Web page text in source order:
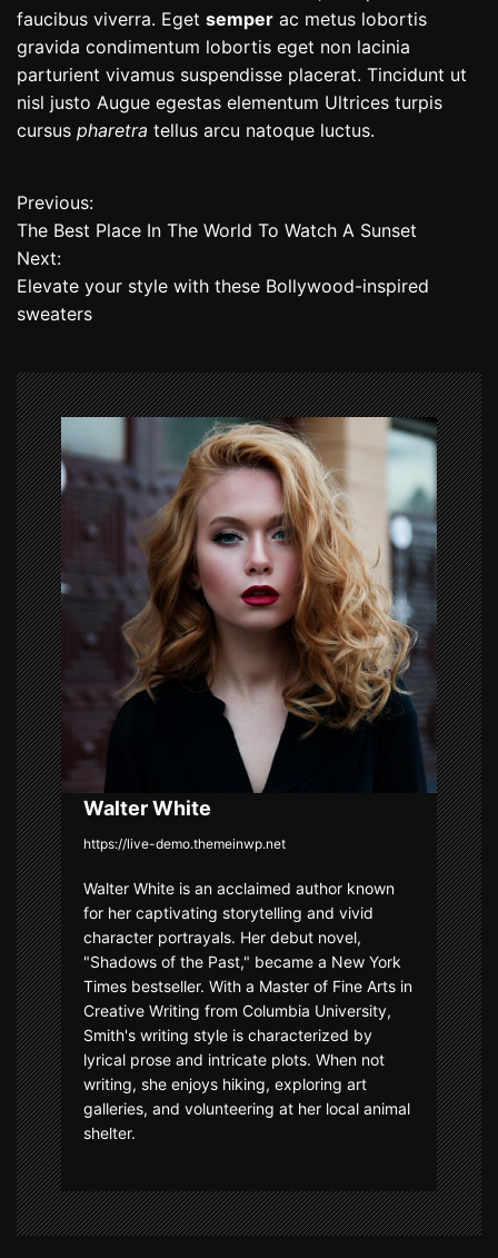
faucibus viverra. Eget semper ac metus lobortis
gravida condimentum lobortis eget non lacinia
parturient vivamus suspendisse placerat. Tincidunt ut
nisl justo Augue egestas elementum Ultrices turpis
cursus pharetra tellus arcu natoque luctus.
P
o
s
n
a
v
i
g
a
t
i
o
n
Previous:
The Best Place In The World To Watch A Sunset
Next:
Elevate your style with these Bollywood-inspired
sweaters
Walter White
https://live-demo.themeinwp.net
Walter White is an acclaimed author known
for her captivating storytelling and vivid
character portrayals. Her debut novel,
"Shadows of the Past," became a New York
Times bestseller. With a Master of Fine Arts in
Creative Writing from Columbia University,
Smith's writing style is characterized by
lyrical prose and intricate plots. When not
writing, she enjoys hiking, exploring art
galleries, and volunteering at her local animal
shelter.